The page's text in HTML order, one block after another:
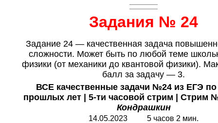
Задания № 24
Задание 24 — качественная задача
сложности. Может быть по любой теме
физики (от механики до квантовой физики).
балл за задачу — 3.
ВСЕ качественные задачи №24 из ЕГЭ
прошлых лет | 5-ти часовой стрим | Стрим
Кондрашкин
14.05.2023 5 часов 2 мин.